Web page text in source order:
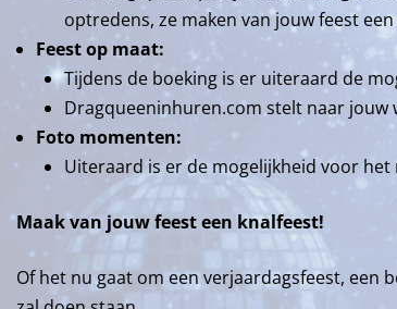
optredens, ze maken van jouw feest
Feest op maat:
Tijdens de boeking is er uiteraard de
Dragqueeninhuren.com stelt naar jouw
Foto momenten:
Uiteraard is er de mogelijkheid voor
Maak van jouw feest een knalfeest!
Of het nu gaat om een verjaardagsfeest,